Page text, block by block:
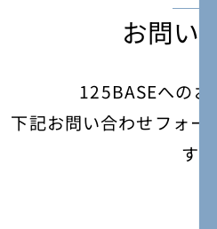
お問い
125BASEへのお
下記お問い合わせフォー
す。